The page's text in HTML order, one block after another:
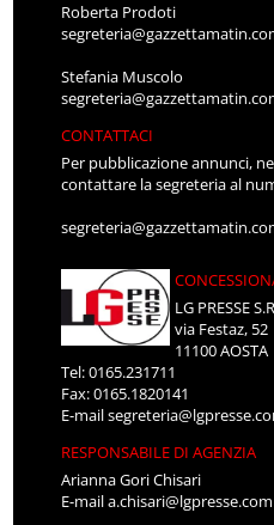
Roberta Prodoti
Stefania Muscolo
CONTATTACI
Per pubblicazione annunci,
contattare la segreteria al
LG PRESSE
via Festaz, 52
11100 AOSTA
Tel: 0165.231711
Fax: 0165.1820141
E-mail
RESPONSABILE DI AGENZIA
Arianna Gori Chisari
E-maila.chisari@lgpresse.com